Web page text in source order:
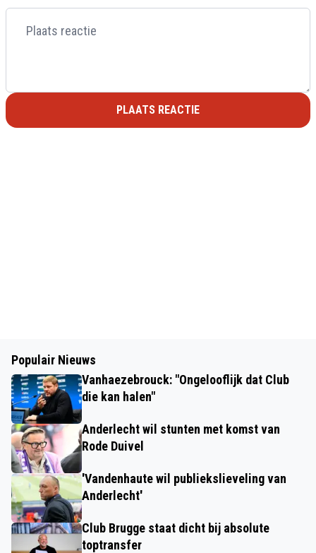
PLAATS REACTIE
Populair Nieuws
Vanhaezebrouck: "Ongelooflijk dat Club
die kan halen"
Anderlecht wil stunten met komst van
Rode Duivel
'Vandenhaute wil publiekslieveling van
Anderlecht'
Club Brugge staat dicht bij absolute
toptransfer